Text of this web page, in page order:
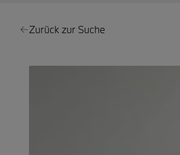
Zurück zur Suche